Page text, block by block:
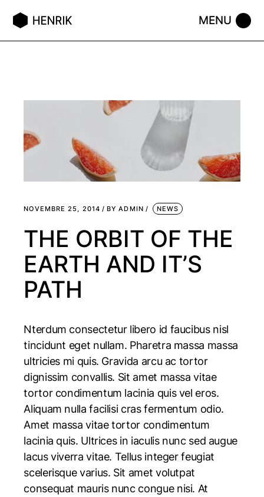
NOVEMBRE 25, 2014 BY ADMIN NEWS
THE ORBIT OF THE
EARTH AND IT’S
PATH
Nterdum consectetur libero id faucibus nisl
tincidunt eget nullam. Pharetra massa massa
ultricies mi quis. Gravida arcu ac tortor
dignissim convallis. Sit amet massa vitae
tortor condimentum lacinia quis vel eros.
Aliquam nulla facilisi cras fermentum odio.
Amet massa vitae tortor condimentum
lacinia quis. Ultrices in iaculis nunc sed augue
lacus viverra vitae. Tellus integer feugiat
scelerisque varius. Sit amet volutpat
consequat mauris nunc congue nisi. At